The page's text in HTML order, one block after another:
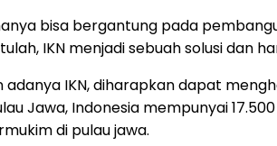
bisa bergantung pada
IKN menjadi sebuah solusi dan
IKN, diharapkan dapat
Jawa, Indonesia mempunyai
di pulau jawa.